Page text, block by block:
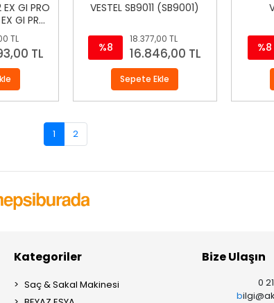
EX GI PRO
GI PRO
TL
TL
VESTEL SB9011 (SB9001)
%8
18.377,00 TL
16.846,00 TL
Sepete Ekle
%8
1 2
Kategoriler
Saç & Sakal Makinesi
Bize Ulaşın
0
b